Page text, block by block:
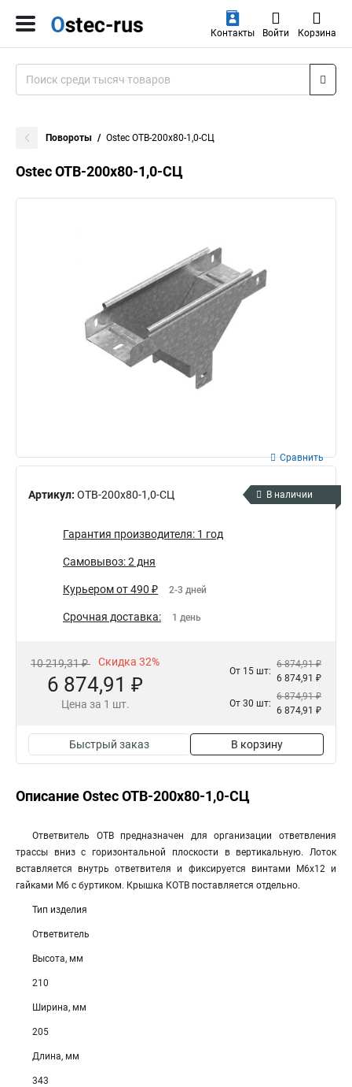
Контакты Войти Корзина
Повороты Ostec ОТВ-200х80-1,0-СЦ
Ostec ОТВ-200х80-1,0-СЦ
Артикул: ОТВ-200х80-1,0-СЦ
Сравнить
В наличии
Гарантия производителя: 1 год
Самовывоз: 2 дня
Курьером от 490 ₽ 2-3 дней
Срочная доставка: 1 день
10 219,31 ₽ Скидка 32%
6 874,91 ₽
Цена за 1 шт.
От 15 шт:
6 874,91 ₽
6 874,91 ₽
От 30 шт:
6 874,91 ₽
6 874,91 ₽
Быстрый заказ В корзину
Описание Ostec ОТВ-200х80-1,0-СЦ
Ответвитель ОТВ предназначен для организации ответвления
трассы вниз с горизонтальной плоскости в вертикальную. Лоток
вставляется внутрь ответвителя и фиксируется винтами М6х12 и
гайками М6 с буртиком. Крышка КОТВ поставляется отдельно.
Тип изделия
Ответвитель
Высота, мм
210
Ширина, мм
205
Длина, мм
343